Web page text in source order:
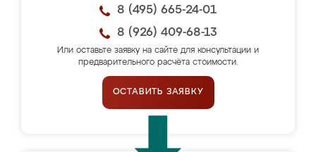
8 (495) 665-24-01
8 (926) 409-68-13
Или оставьте заявку на сайте для консультации и
предварительного расчёта стоимости.
ОСТАВИТЬ ЗАЯВКУ